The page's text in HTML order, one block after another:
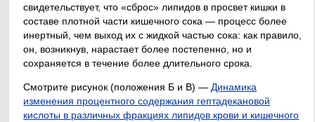
свидетельствует, что «сброс» липидов в просвет кишки в
составе плотной части кишечного сока — процесс более
инертный, чем выход их с жидкой частью сока: как правило,
он, возникнув, нарастает более постепенно, но и
сохраняется в течение более длительного срока.
Смотрите рисунок (положения Б и В) — Динамика
изменения процентного содержания гептадекановой
кислоты в различных фракциях липидов крови и кишечного